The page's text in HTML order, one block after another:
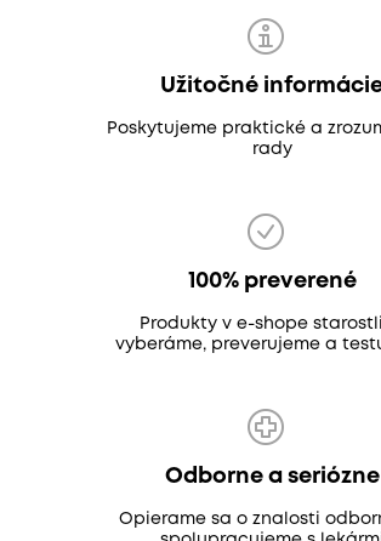
Užitočné
Poskytujeme praktické a
rady
100% preverené
Produkty v e-shope
vyberáme, preverujeme a
Odborne a seriózne
Opierame sa o znalosti